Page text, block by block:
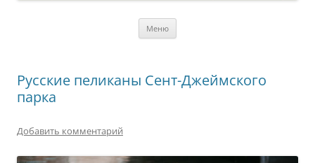
Меню
Русские пеликаны Сент-Джеймского
парка
Добавить комментарий